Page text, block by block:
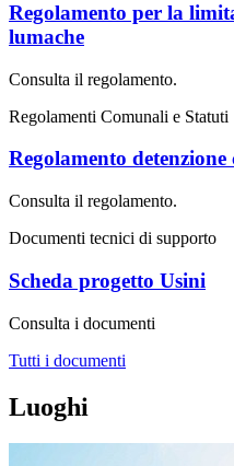
Regolamento per la
lumache
Consulta il regolamento.
Regolamenti Comunali e Statuti
Regolamento
Consulta il regolamento.
Documenti tecnici di supporto
Scheda progetto Usini
Consulta i documenti
Tutti i documenti
Luoghi